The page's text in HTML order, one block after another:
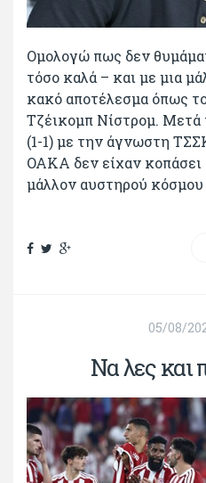
Ομολογώ πως δεν
τόσο καλά – και με μια
κακό αποτέλεσμα όπως
Τζέικομπ Νίστρομ. Μετά
(1-1) με την άγνωστη
ΟΑΚΑ δεν είχαν κοπάσει
μάλλον αυστηρού κόσμου
05/08/
Να λες και